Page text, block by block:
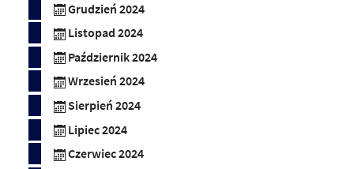
Grudzień 2024
Listopad 2024
Październik 2024
Wrzesień 2024
Sierpień 2024
Lipiec 2024
Czerwiec 2024